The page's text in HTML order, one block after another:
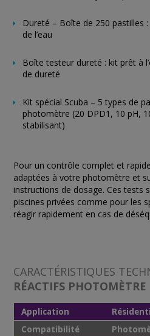
Dureté – Boîte de 250 pastilles
de l’eau
Boîte testeur dureté : kit prêt à
de dureté
Kit spécial Scuba – 5 types de
photomètre (20 DPD1, 10 pH,
stabilisant)
Pour un contrôle complet et
adaptées à votre photomètre et
instructions de dosage. Ces tests
piscines privées comme pour les
réagir rapidement en cas de
CARACTÉRISTIQUES
RÉACTIFS PHOTOMÈTRE
Application
Compatibilité